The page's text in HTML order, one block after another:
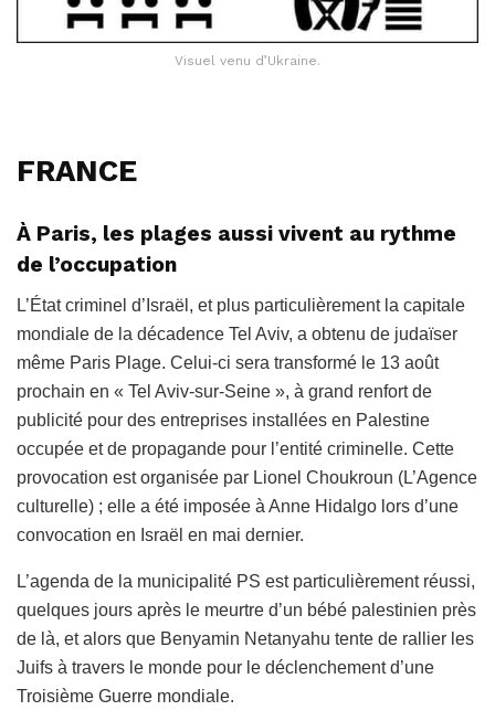
Visuel venu d’Ukraine.
FRANCE
À Paris, les plages aussi vivent au rythme
de l’occupation
L’État criminel d’Israël, et plus particulièrement la capitale
mondiale de la décadence Tel Aviv, a obtenu de judaïser
même Paris Plage. Celui-ci sera transformé le 13 août
prochain en « Tel Aviv-sur-Seine », à grand renfort de
publicité pour des entreprises installées en Palestine
occupée et de propagande pour l’entité criminelle. Cette
provocation est organisée par Lionel Choukroun (L’Agence
culturelle) ; elle a été imposée à Anne Hidalgo lors d’une
convocation en Israël en mai dernier.
L’agenda de la municipalité PS est particulièrement réussi,
quelques jours après le meurtre d’un bébé palestinien près
de là, et alors que Benyamin Netanyahu tente de rallier les
Juifs à travers le monde pour le déclenchement d’une
Troisième Guerre mondiale.